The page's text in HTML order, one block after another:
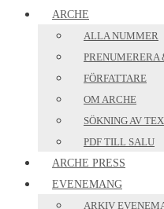
ARCHE
ALLA NUMMER
PRENUMERERA
FÖRFATTARE
OM ARCHE
SÖKNING AV
PDF TILL SALU
ARCHE PRESS
EVENEMANG
ARKIV